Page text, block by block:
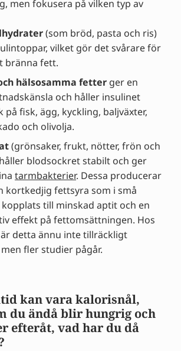
men fokusera på vilken typ av
(som bröd, pasta och ris)
vilket gör det svårare för
bränna fett.
hälsosamma fetter ger en
och håller insulinet
på fisk, ägg, kyckling, baljväxter,
och olivolja.
(grönsaker, frukt, nötter, frön och
blodsockret stabilt och ger
tarmbakterier. Dessa producerar
kortkedjig fettsyra som i små
till minskad aptit och en
effekt på fettomsättningen. Hos
detta ännu inte tillräckligt
fler studier pågår.
kan vara kalorisnål,
du ändå blir hungrig och
efteråt, vad har du då